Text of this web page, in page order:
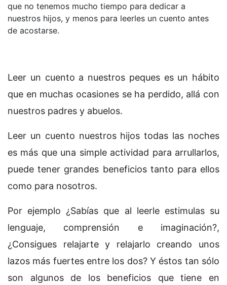
que no tenemos mucho tiempo para dedicar a
nuestros hijos, y menos para leerles un cuento antes
de acostarse.
Leer un cuento a nuestros peques es un hábito
que en muchas ocasiones se ha perdido, allá con
nuestros padres y abuelos.
Leer un cuento nuestros hijos todas las noches
es más que una simple actividad para arrullarlos,
puede tener grandes beneficios tanto para ellos
como para nosotros.
Por ejemplo ¿Sabías que al leerle estimulas su
lenguaje, comprensión e imaginación?,
¿Consigues relajarte y relajarlo creando unos
lazos más fuertes entre los dos? Y éstos tan sólo
son algunos de los beneficios que tiene en